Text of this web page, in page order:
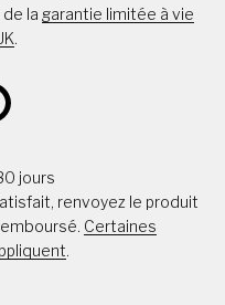
la garantie limitée à vie
.
jours
renvoyez le produit
Certaines
.